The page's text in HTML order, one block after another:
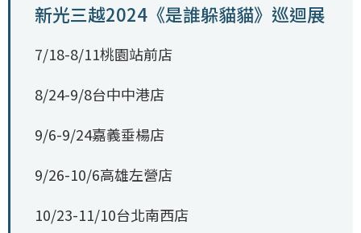
新光三越2024《是誰躲貓貓》巡迴展
7/18-8/11桃園站前店
8/24-9/8台中中港店
9/6-9/24嘉義垂楊店
9/26-10/6高雄左營店
10/23-11/10台北南西店